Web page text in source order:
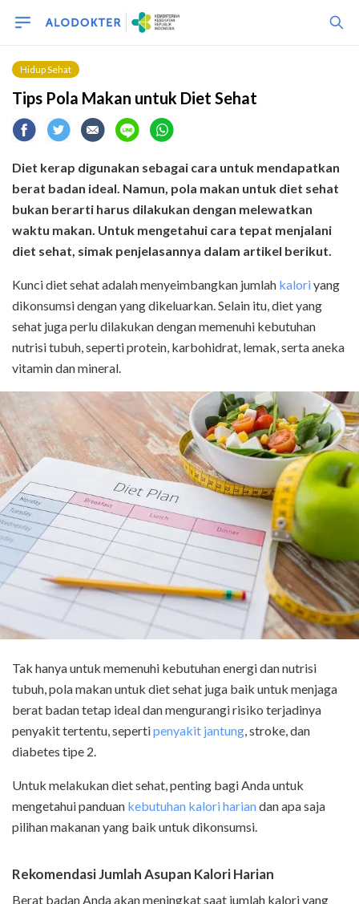
Hidup Sehat
Tips Pola Makan untuk Diet Sehat
Diet kerap digunakan sebagai cara untuk mendapatkan
berat badan ideal. Namun, pola makan untuk diet sehat
bukan berarti harus dilakukan dengan melewatkan
waktu makan. Untuk mengetahui cara tepat menjalani
diet sehat, simak penjelasannya dalam artikel berikut.
Kunci diet sehat adalah menyeimbangkan jumlah kaloriyang
dikonsumsi dengan yang dikeluarkan. Selain itu, diet yang
sehat juga perlu dilakukan dengan memenuhi kebutuhan
nutrisi tubuh, seperti protein, karbohidrat, lemak, serta aneka
vitamin dan mineral.
Tak hanya untuk memenuhi kebutuhan energi dan nutrisi
tubuh, pola makan untuk diet sehat juga baik untuk menjaga
berat badan tetap ideal dan mengurangi risiko terjadinya
penyakit tertentu, sepertipenyakit jantung, stroke, dan
diabetes tipe 2.
Untuk melakukan diet sehat, penting bagi Anda untuk
mengetahui panduan kebutuhan kalori hariandan apa saja
pilihan makanan yang baik untuk dikonsumsi.
Rekomendasi Jumlah Asupan Kalori Harian
Berat badan Anda akan meningkat saat jumlah kalori yang